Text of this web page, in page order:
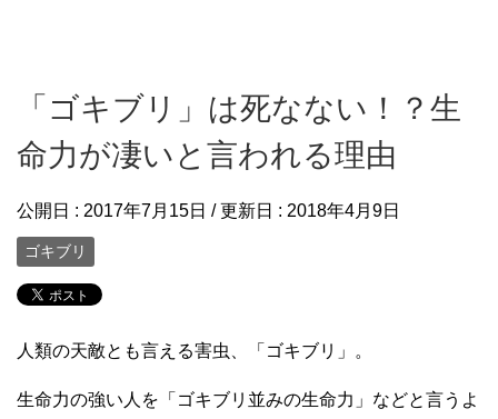
「ゴキブリ」は死なない！？生
命力が凄いと言われる理由
公開日 : 2017年7月15日 / 更新日 : 2018年4月9日
ゴキブリ
人類の天敵とも言える害虫、「ゴキブリ」。
生命力の強い人を「ゴキブリ並みの生命力」などと言うよ